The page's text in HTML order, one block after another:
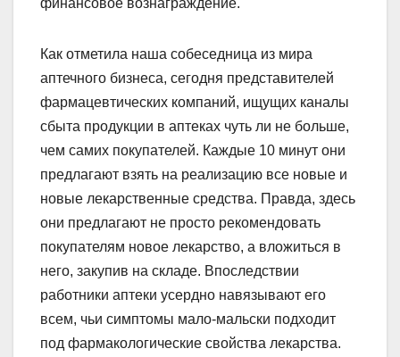
финансовое вознаграждение.
Как отметила наша собеседница из мира
аптечного бизнеса, сегодня представителей
фармацевтических компаний, ищущих каналы
сбыта продукции в аптеках чуть ли не больше,
чем самих покупателей. Каждые 10 минут они
предлагают взять на реализацию все новые и
новые лекарственные средства. Правда, здесь
они предлагают не просто рекомендовать
покупателям новое лекарство, а вложиться в
него, закупив на складе. Впоследствии
работники аптеки усердно навязывают его
всем, чьи симптомы мало-мальски подходит
под фармакологические свойства лекарства.